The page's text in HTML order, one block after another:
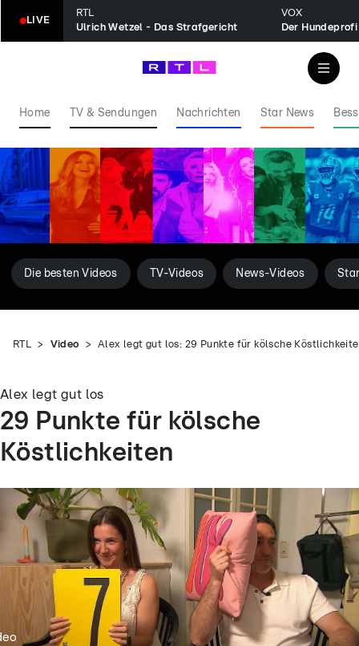
LIVE
RTL
Ulrich Wetzel - Das Strafgericht
VOX
Der Hundeprofi
Home TV & Sendungen Nachrichten Star News
Die besten Videos TV-Videos News-Videos
RTL Video Alex legt gut los: 29 Punkte für kölsche
Alex legt gut los
29 Punkte für kölsche
Köstlichkeiten